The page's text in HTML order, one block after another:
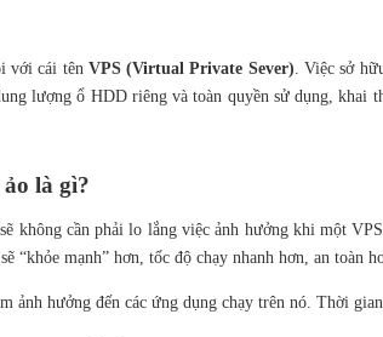
với cái tênVPS (Virtual Private Sever). Việc sở
lượng ổ HDD riêng và toàn quyền sử dụng, khai
là gì?
không cần phải lo lắng việc ảnh hưởng khi một
“khỏe mạnh” hơn, tốc độ chạy nhanh hơn, an toàn
ảnh hưởng đến các ứng dụng chạy trên nó. Thời